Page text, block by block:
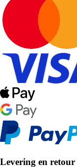
Levering en retour